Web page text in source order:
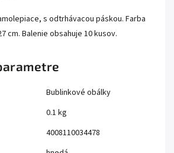
s odtrhávacou páskou. Farba
cm. Balenie obsahuje 10 kusov.
Bublinkové obálky
0.1 kg
4008110034478